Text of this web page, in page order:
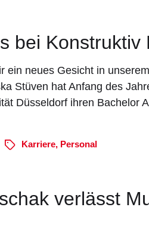
bei Konstruktiv
ein neues Gesicht in
Stüven hat Anfang des
Düsseldorf ihren Bachelor
Karriere, Personal
verlässt